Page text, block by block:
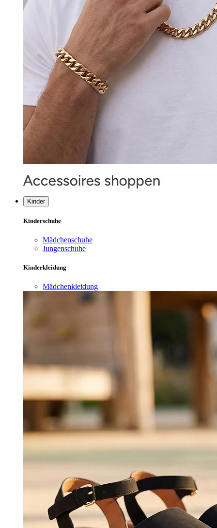
Kinder
Kinderschuhe
Mädchenschuhe
Jungenschuhe
Kinderkleidung
Mädchenkleidung